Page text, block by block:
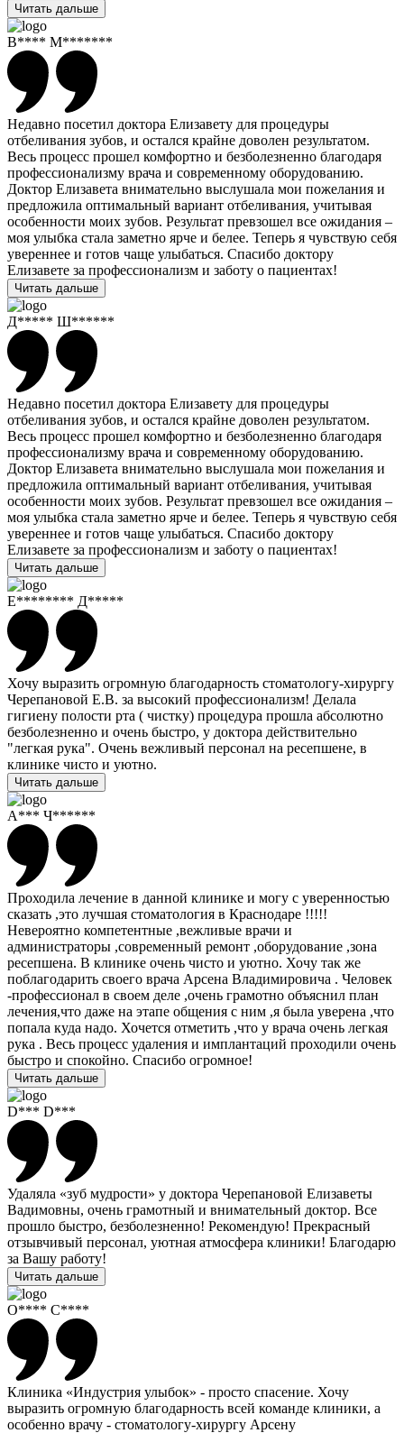
Читать дальше
В**** М*******
Недавно посетил доктора Елизавету для процедуры
отбеливания зубов, и остался крайне доволен результатом.
Весь процесс прошел комфортно и безболезненно благодаря
профессионализму врача и современному оборудованию.
Доктор Елизавета внимательно выслушала мои пожелания и
предложила оптимальный вариант отбеливания, учитывая
особенности моих зубов. Результат превзошел все ожидания –
моя улыбка стала заметно ярче и белее. Теперь я чувствую себя
увереннее и готов чаще улыбаться. Спасибо доктору
Елизавете за профессионализм и заботу о пациентах!
Читать дальше
Д***** Ш******
Недавно посетил доктора Елизавету для процедуры
отбеливания зубов, и остался крайне доволен результатом.
Весь процесс прошел комфортно и безболезненно благодаря
профессионализму врача и современному оборудованию.
Доктор Елизавета внимательно выслушала мои пожелания и
предложила оптимальный вариант отбеливания, учитывая
особенности моих зубов. Результат превзошел все ожидания –
моя улыбка стала заметно ярче и белее. Теперь я чувствую себя
увереннее и готов чаще улыбаться. Спасибо доктору
Елизавете за профессионализм и заботу о пациентах!
Читать дальше
Е******** Д*****
Хочу выразить огромную благодарность стоматологу-хирургу
Черепановой Е.В. за высокий профессионализм! Делала
гигиену полости рта ( чистку) процедура прошла абсолютно
безболезненно и очень быстро, у доктора действительно
"легкая рука". Очень вежливый персонал на ресепшене, в
клинике чисто и уютно.
Читать дальше
А*** Ч******
Проходила лечение в данной клинике и могу с уверенностью
сказать ,это лучшая стоматология в Краснодаре !!!!!
Невероятно компетентные ,вежливые врачи и
администраторы ,современный ремонт ,оборудование ,зона
ресепшена. В клинике очень чисто и уютно. Хочу так же
поблагодарить своего врача Арсена Владимировича . Человек
-профессионал в своем деле ,очень грамотно объяснил план
лечения,что даже на этапе общения с ним ,я была уверена ,что
попала куда надо. Хочется отметить ,что у врача очень легкая
рука . Весь процесс удаления и имплантаций проходили очень
быстро и спокойно. Спасибо огромное!
Читать дальше
D*** D***
Удаляла «зуб мудрости» у доктора Черепановой Елизаветы
Вадимовны, очень грамотный и внимательный доктор. Все
прошло быстро, безболезненно! Рекомендую! Прекрасный
отзывчивый персонал, уютная атмосфера клиники! Благодарю
за Вашу работу!
Читать дальше
О**** С****
Клиника «Индустрия улыбок» - просто спасение. Хочу
выразить огромную благодарность всей команде клиники, а
особенно врачу - стоматологу-хирургу Арсену